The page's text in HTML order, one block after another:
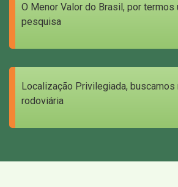
O Menor Valor do Brasil, por termos
pesquisa
Localização Privilegiada, buscamos
rodoviária